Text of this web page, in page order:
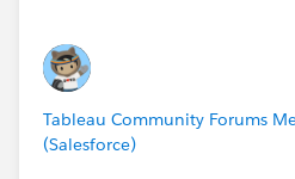
Tableau Community Forums
(Salesforce)